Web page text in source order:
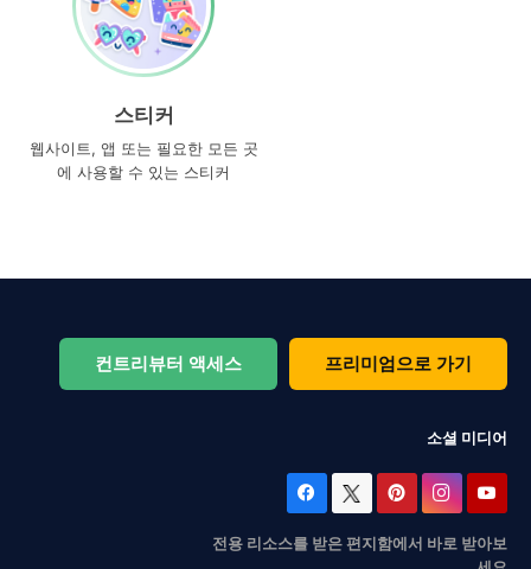
스티커
웹사이트, 앱 또는 필요한 모든 곳
에 사용할 수 있는 스티커
컨트리뷰터 액세스 프리미엄으로 가기
소셜 미디어
전용 리소스를 받은 편지함에서 바로 받아보